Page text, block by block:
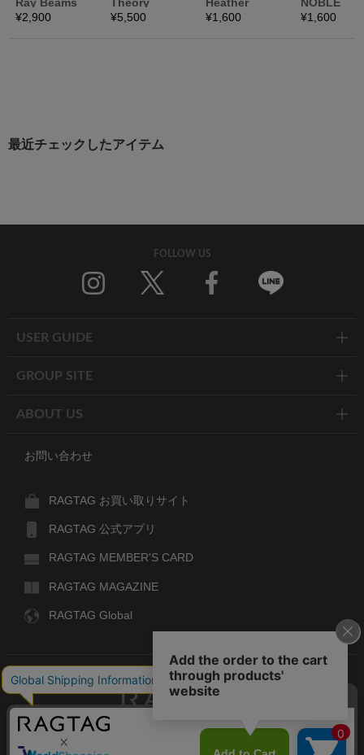
最近チェックしたアイテム
FOLLOW US
USER GUIDE
GROUP SITE
ABOUT US
お問い合わせ
RAGTAG お買い取りサイト
RAGTAG 公式アプリ
RAGTAG MEMBER'S CARD
RAGTAG MAGAZINE
RAGTAG Global
デザイナーズブランドのユーズド・セレクトショップ